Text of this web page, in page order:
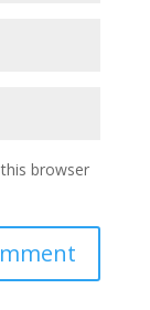
browser